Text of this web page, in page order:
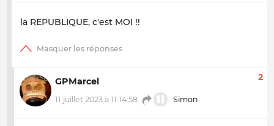
la REPUBLIQUE, c'est MOI !!
GPMarcel
11 juillet 2023 à 11:14:58 Simon
2